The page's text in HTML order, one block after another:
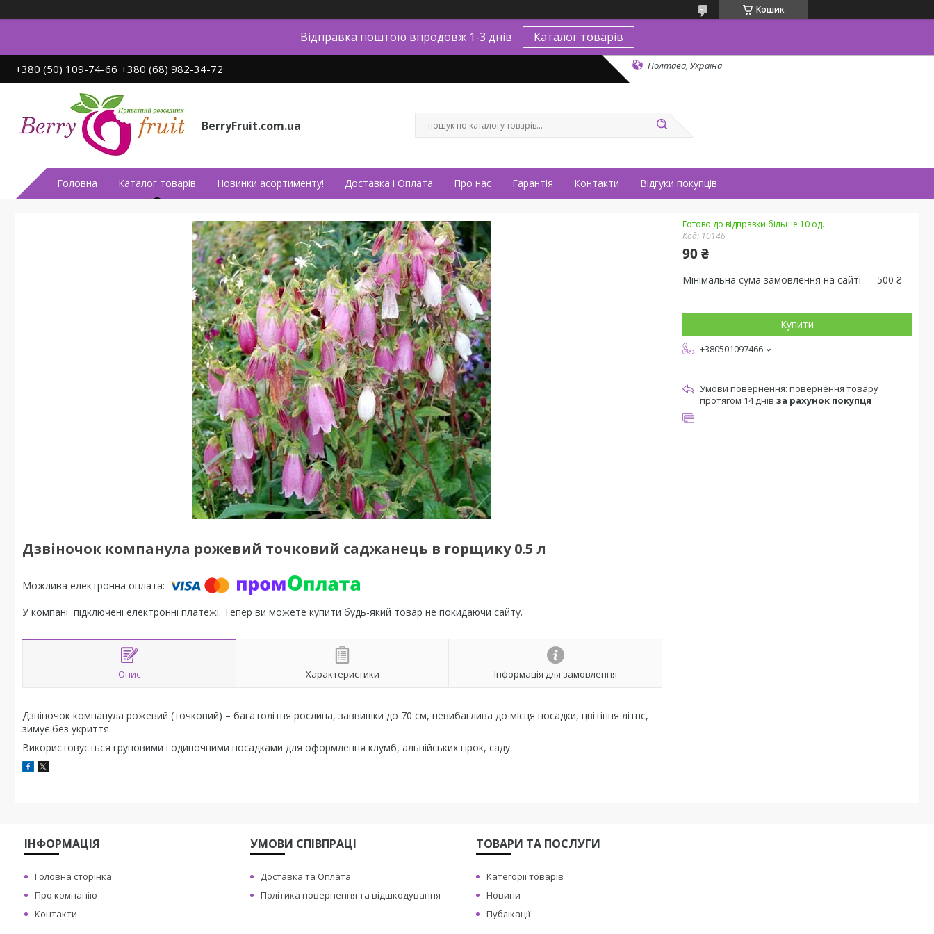
Кошик
Відправка поштою впродовж 1-3 днів Каталог товарів
+380 (50) 109-74-66 +380 (68) 982-34-72 Полтава, Україна
BerryFruit.com.ua
Головна Каталог товарів Новинки асортименту! Доставка і Оплата Про нас Гарантія Контакти Відгуки покупців
Дзвіночок компанула рожевий точковий саджанець в горщику 0.5 л
У компанії підключені електронні платежі. Тепер ви можете купити будь-який товар не покидаючи сайту.
Опис Характеристики Інформація для замовлення
Дзвіночок компанула рожевий (точковий) – багатолітня рослина, заввишки до 70 см, невибаглива до місця посадки, цвітіння літнє,
зимує без укриття.
Використовується груповими і одиночними посадками для оформлення клумб, альпійських гірок, саду.
Готово до відправки більше 10 од.
Код: 10146
90 ₴
Мінімальна сума замовлення на сайті — 500 ₴
Купити
+380501097466
повернення товару
протягом 14 днів за рахунок покупця
ІНФОРМАЦІЯ
Головна сторінка
Про компанію
Контакти
УМОВИ СПІВПРАЦІ
Доставка та Оплата
Політика повернення та відшкодування
ТОВАРИ ТА ПОСЛУГИ
Категорії товарів
Новини
Публікації